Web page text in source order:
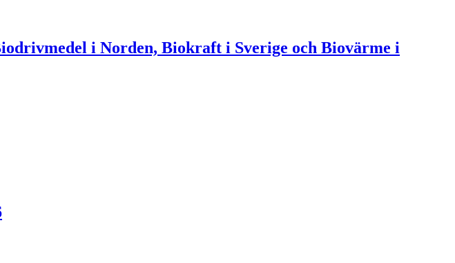
i Norden, Biokraft i Sverige och Biovärme i